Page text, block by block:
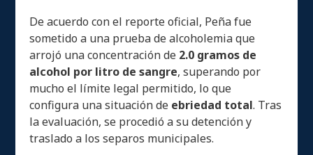
De acuerdo con el reporte oficial, Peña fue
sometido a una prueba de alcoholemia que
arrojó una concentración de 2.0 gramos de
alcohol por litro de sangre, superando por
mucho el límite legal permitido, lo que
configura una situación de ebriedad total. Tras
la evaluación, se procedió a su detención y
traslado a los separos municipales.